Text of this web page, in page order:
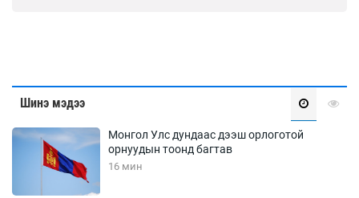
Шинэ мэдээ
Монгол Улс дундаас дээш орлоготой
орнуудын тоонд багтав
16 мин